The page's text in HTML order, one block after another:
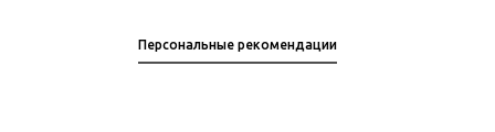
Персональные рекомендации